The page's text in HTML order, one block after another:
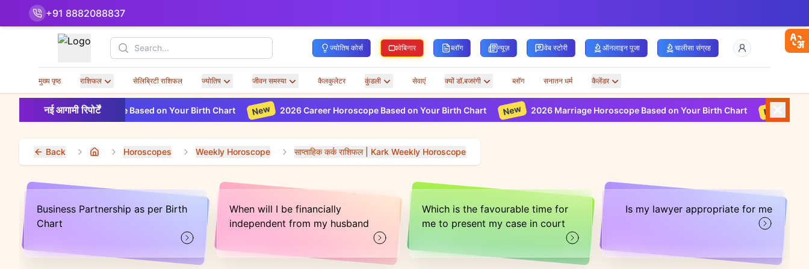
+91 8882088837
Search ज्योतिष कोर्स वेबिनार ब्लॉग न्यूज़ वेब स्टोरी ऑनलाइन पूजा चालीसा संग्रह
मुख्य पृष्ठ राशिफल सेलिब्रिटी राशिफल ज्योतिष जीवन समस्या कैलकुलेटर कुंडली सेवाएं क्यों डॉ.बजरंगी ब्लॉग सनातन धर्म कैलेंडर
नई आगामी रिपोर्टें
Horoscope Based on Your Birth Chart New 2026 Career Horoscope Based on Your Birth Chart New 2026 Marriage Horoscope Based on Your Birth Chart New 2026 Health
Back Home Horoscopes Weekly Horoscope साप्ताहिक कर्क राशिफल | Kark Weekly Horoscope
Business Partnership as per Birth
Chart
When will I be financially
independent from my husband
Which is the favourable time for
me to present my case in court
Is my lawyer appropriate for me